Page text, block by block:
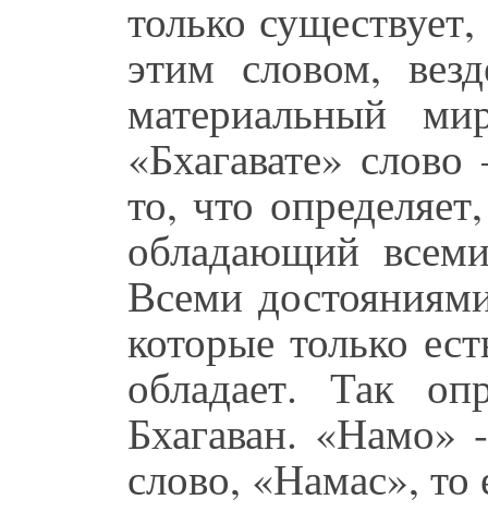
только
этим словом,
материальный
«Бхагавате»
то, что
обладающий
Всеми
которые только
обладает. Так
Бхагаван. «Намо»
слово, «Намас»,